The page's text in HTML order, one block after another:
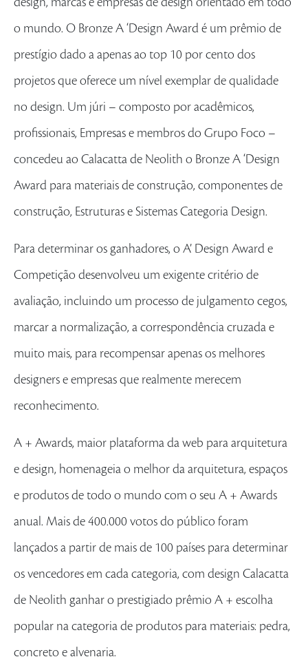
o mundo. O Bronze A ‘Design Award é um prêmio de
prestígio dado a apenas ao top 10 por cento dos
projetos que oferece um nível exemplar de qualidade
no design. Um júri – composto por acadêmicos,
profissionais, Empresas e membros do Grupo Foco –
concedeu ao Calacatta de Neolith o Bronze A ‘Design
Award para materiais de construção, componentes de
construção, Estruturas e Sistemas Categoria Design.
Para determinar os ganhadores, o A’ Design Award e
Competição desenvolveu um exigente critério de
avaliação, incluindo um processo de julgamento cegos,
marcar a normalização, a correspondência cruzada e
muito mais, para recompensar apenas os melhores
designers e empresas que realmente merecem
reconhecimento.
A + Awards, maior plataforma da web para arquitetura
e design, homenageia o melhor da arquitetura, espaços
e produtos de todo o mundo com o seu A + Awards
anual. Mais de 400.000 votos do público foram
lançados a partir de mais de 100 países para determinar
os vencedores em cada categoria, com design Calacatta
de Neolith ganhar o prestigiado prêmio A + escolha
popular na categoria de produtos para materiais: pedra,
concreto e alvenaria.